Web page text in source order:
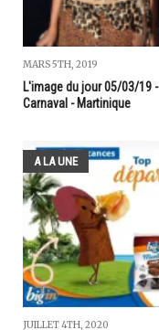
MARS 5TH, 2019
L'image du jour 05/03/19 -
Carnaval - Martinique
A LA UNE
JUILLET 4TH, 2020